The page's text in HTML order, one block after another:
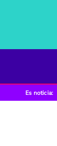
Es noticia: